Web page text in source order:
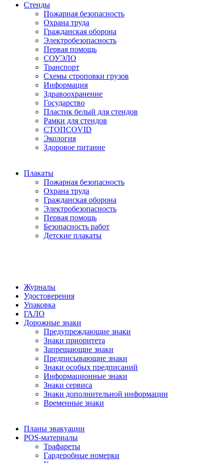
Стенды
Пожарная безопасность
Охрана труда
Гражданская оборона
Электробезопасность
Первая помощь
СОУЭЛО
Транспорт
Схемы строповки грузов
Информация
Здравоохранение
Государство
Пластик белый для стендов
Рамки для стендов
СТОПCOVID
Экология
Здоровое питание
Плакаты
Пожарная безопасность
Охрана труда
Гражданская оборона
Электробезопасность
Первая помощь
Безопасность работ
Детские плакаты
Журналы
Удостоверения
Упаковка
ГАЛО
Дорожные знаки
Предупреждающие знаки
Знаки приоритета
Запрещающие знаки
Предписывающие знаки
Знаки особых предписаний
Информационные знаки
Знаки сервиса
Знаки дополнительной информации
Временные знаки
Планы эвакуации
POS-материалы
Трафареты
Гардеробные номерки